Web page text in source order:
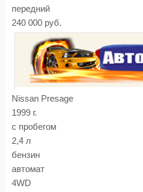
передний
240 000 руб.
Nissan Presage
1999 г.
с пробегом
2,4 л
бензин
автомат
4WD